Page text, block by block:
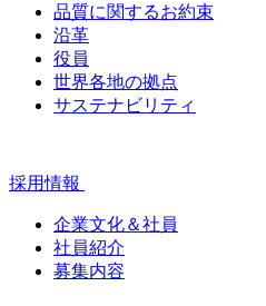
品質に関するお約束
沿革
役員
世界各地の拠点
サステナビリティ
採用情報
企業文化＆社員
社員紹介
募集内容